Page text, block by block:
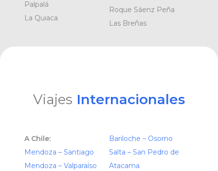
Palpalá
La Quiaca
Roque Sáenz Peña
Las Breñas
Viajes Internacionales
A Chile:
Mendoza – Santiago
Mendoza – Valparaíso
Bariloche – Osorno
Salta – San Pedro de
Atacama